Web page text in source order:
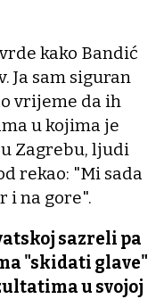
kako Bandić
Ja sam siguran
vrijeme da ih
u kojima je
Zagrebu, ljudi
rekao: "Mi sada
i na gore".
sazreli pa
"skidati glave"
u svojoj